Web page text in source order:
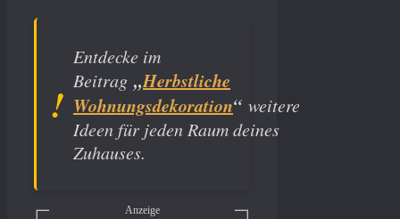
Entdecke im
Beitrag „Herbstliche
Wohnungsdekoration“ weitere
Ideen für jeden Raum deines
Zuhauses.
Anzeige